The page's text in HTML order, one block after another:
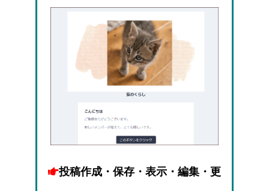
投稿作成・保存・表示・編集・更